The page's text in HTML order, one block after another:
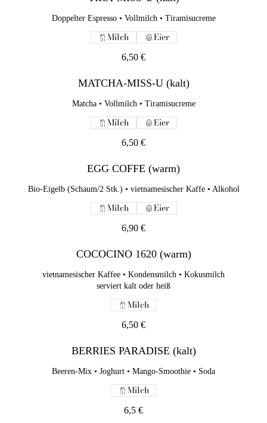
EGG COFFE (warm)
Bio-Eigelb (Schaum/2 Stk.) • vietnamesischer Kaffe • Alkohol
6,90 €
COCOCINO 1620 (warm)
vietnamesischer Kaffee • Kondensmilch • Kokusmilch
serviert kalt oder heiß
Milch
BERRIES PARADISE (kalt)
Beeren-Mix • Joghurt • Mango-Smoothie • Soda
FROZEN LIME (kalt)
Limettensaft • Kondensmilch • Vollmilch • Minze
5,5 €
Milch
SALTED COFFEE (kalt)
Salt • Caramel • Kondensmilch • Vollmilch • Schlagsahne •
Vietnamesischer Coffee
Milch
Doppelter Espresso • Vollmilch • Tiramisucreme
6,50 €
Milch Eier
MATCHA-MISS-U (kalt)
Matcha • Vollmilch • Tiramisucreme
6,50 €
Milch Eier
EGG COFFE (warm)
Bio-Eigelb (Schaum/2 Stk.) • vietnamesischer Kaffe • Alkohol
6,90 €
Milch Eier
COCOCINO 1620 (warm)
vietnamesischer Kaffee • Kondensmilch • Kokusmilch
serviert kalt oder heiß
6,50 €
Milch
BERRIES PARADISE (kalt)
Beeren-Mix • Joghurt • Mango-Smoothie • Soda
6,5 €
Milch